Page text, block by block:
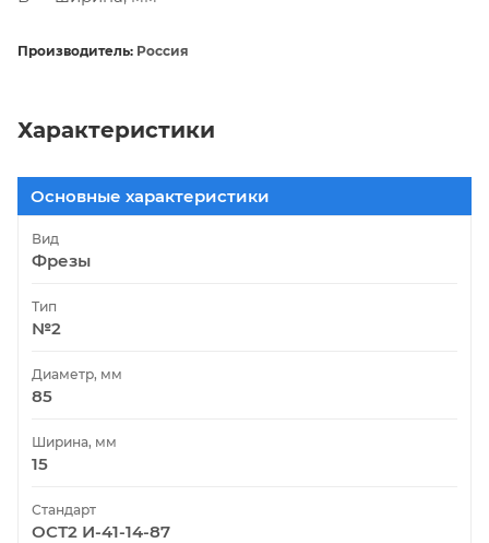
Производитель: Россия
Характеристики
Основные характеристики
Вид
Фрезы
Тип
№2
Диаметр, мм
85
Ширина, мм
15
Стандарт
ОСТ2 И-41-14-87